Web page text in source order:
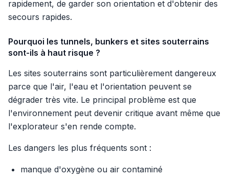
rapidement, de garder son orientation et d'obtenir des
secours rapides.
Pourquoi les tunnels, bunkers et sites souterrains
sont-ils à haut risque ?
Les sites souterrains sont particulièrement dangereux
parce que l'air, l'eau et l'orientation peuvent se
dégrader très vite. Le principal problème est que
l'environnement peut devenir critique avant même que
l'explorateur s'en rende compte.
Les dangers les plus fréquents sont :
manque d'oxygène ou air contaminé